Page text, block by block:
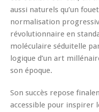
aussi naturels qu’un
normalisation
révolutionnaire en
moléculaire séduitelle
logique d’un art
son époque.
Son succès repose
accessible pour inspirer